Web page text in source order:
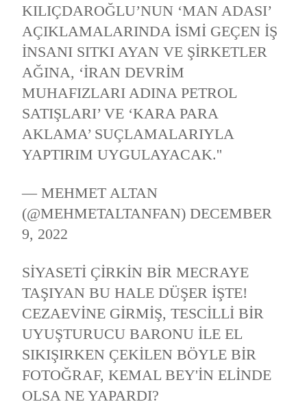
KILIÇDAROĞLU’NUN ‘MAN ADASI’
AÇIKLAMALARINDA ISMI GEÇEN IŞ
INSANI SITKI AYAN VE ŞIRKETLER
AĞINA, ‘İRAN DEVRIM
MUHAFIZLARI ADINA PETROL
SATIŞLARI’ VE ‘KARA PARA
AKLAMA’ SUÇLAMALARIYLA
YAPTIRIM UYGULAYACAK.''
— MEHMET ALTAN
(@MEHMETALTANFAN)DECEMBER
9, 2022
SIYASETI ÇIRKIN BIR MECRAYE
TAŞIYAN BU HALE DÜŞER IŞTE!
CEZAEVINE GIRMIŞ, TESCILLI BIR
UYUŞTURUCU BARONU ILE EL
SIKIŞIRKEN ÇEKILEN BÖYLE BIR
FOTOĞRAF, KEMAL BEY'IN ELINDE
OLSA NE YAPARDI?